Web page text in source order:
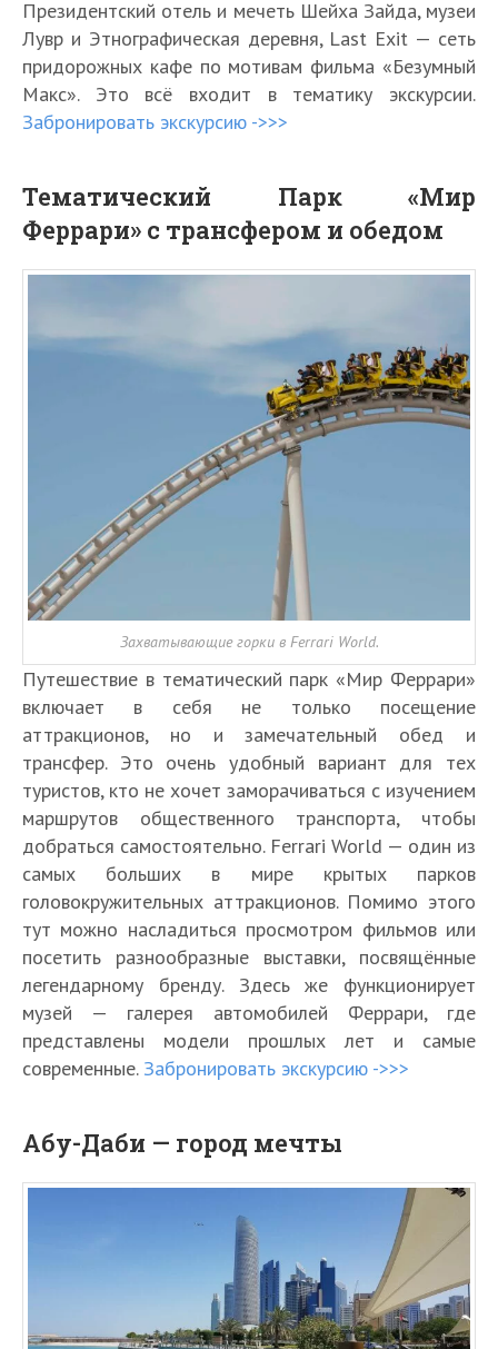
Президентский отель и мечеть Шейха Зайда, музеи
Лувр и Этнографическая деревня, Last Exit — сеть
придорожных кафе по мотивам фильма «Безумный
Макс». Это всё входит в тематику экскурсии.
Забронировать экскурсию ->>>
Тематический Парк «Мир
Феррари» с трансфером и обедом
Захватывающие горки в Ferrari World.
Путешествие в тематический парк «Мир Феррари»
включает в себя не только посещение
аттракционов, но и замечательный обед и
трансфер. Это очень удобный вариант для тех
туристов, кто не хочет заморачиваться с изучением
маршрутов общественного транспорта, чтобы
добраться самостоятельно. Ferrari World — один из
самых больших в мире крытых парков
головокружительных аттракционов. Помимо этого
тут можно насладиться просмотром фильмов или
посетить разнообразные выставки, посвящённые
легендарному бренду. Здесь же функционирует
музей — галерея автомобилей Феррари, где
представлены модели прошлых лет и самые
современные. Забронировать экскурсию ->>>
Абу-Даби — город мечты